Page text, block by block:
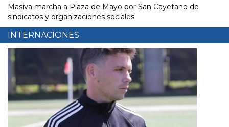
Masiva marcha a Plaza de Mayo por San Cayetano de
sindicatos y organizaciones sociales
INTERNACIONES